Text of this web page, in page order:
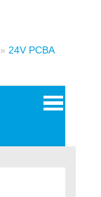
» 24V PCBA
Open